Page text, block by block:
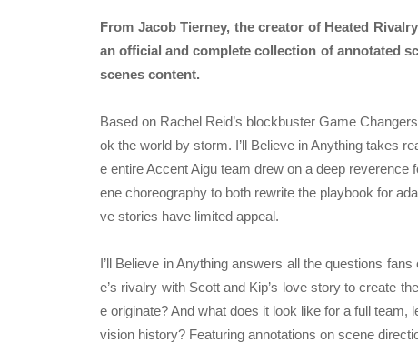
From Jacob Tierney, the creator of Heated
an official and complete collection of annotated
scenes content.
Based on Rachel Reid’s blockbuster Game
ok the world by storm. I’ll Believe in Anything takes
e entire Accent Aigu team drew on a deep
ene choreography to both rewrite the playbook for
ve stories have limited appeal.
I’ll Believe in Anything answers all the questions
e’s rivalry with Scott and Kip’s love story to create
e originate? And what does it look like for a full
vision history? Featuring annotations on scene